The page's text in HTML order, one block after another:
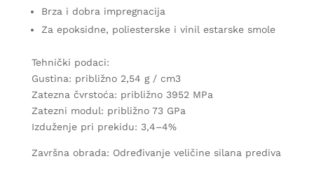
Brza i dobra impregnacija
Za epoksidne, poliesterske i vinil estarske smole
Tehnički podaci:
Gustina: približno 2,54 g / cm3
Zatezna čvrstoća: približno 3952 MPa
Zatezni modul: približno 73 GPa
Izduženje pri prekidu: 3,4–4%
Završna obrada: Određivanje veličine silana prediva